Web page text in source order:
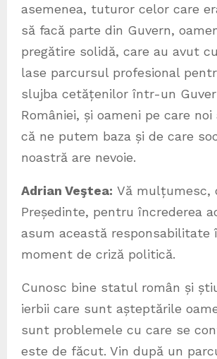
asemenea, tuturor celor care
să facă parte din Guvern,
pregătire solidă, care au avut
lase parcursul profesional
slujba cetățenilor într-un
României, și oameni pe care
că ne putem baza și de care
noastră are nevoie.
Adrian Veştea: Vă mulțumesc,
Președinte, pentru încrederea
asum această responsabilitate
moment de criză politică.
Cunosc bine statul român și
ierbii care sunt așteptările
sunt problemele cu care se
este de făcut. Vin după un